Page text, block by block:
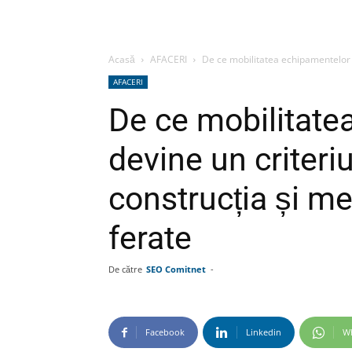
Acasă AFACERI De ce mobilitatea
AFACERI
De ce
devine un
construcția și
ferate
De către SEO Comitnet -
Facebook Linkedin